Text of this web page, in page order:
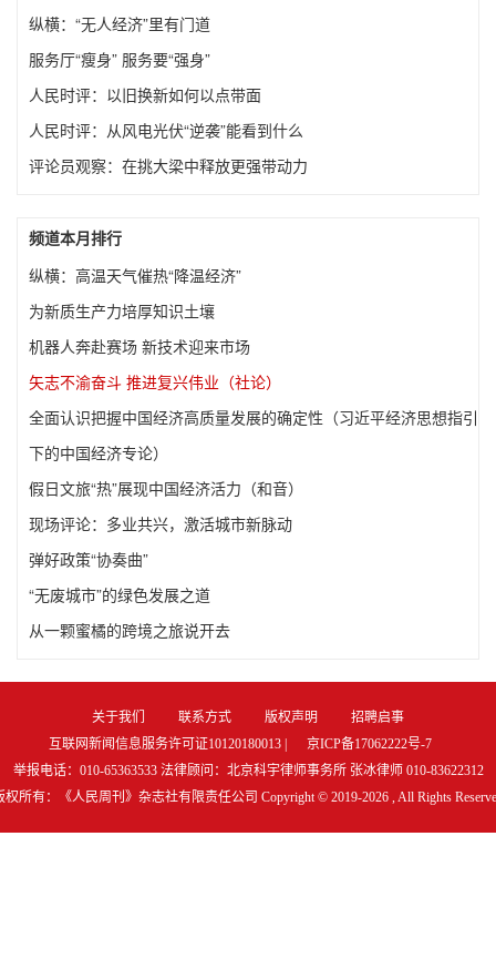
纵横：“无人经济”里有门道
服务厅“瘦身” 服务要“强身”
人民时评：以旧换新如何以点带面
人民时评：从风电光伏“逆袭”能看到什么
评论员观察：在挑大梁中释放更强带动力
频道本月排行
纵横：高温天气催热“降温经济”
为新质生产力培厚知识土壤
机器人奔赴赛场 新技术迎来市场
矢志不渝奋斗 推进复兴伟业（社论）
全面认识把握中国经济高质量发展的确定性（习近平经济思想指引
下的中国经济专论）
假日文旅“热”展现中国经济活力（和音）
现场评论：多业共兴，激活城市新脉动
弹好政策“协奏曲”
“无废城市”的绿色发展之道
从一颗蜜橘的跨境之旅说开去
关于我们 联系方式 版权声明
招聘启事
互联网新闻信息服务许可证10120180013 |
京ICP备17062222号-7
举报电话：010-65363533 法律顾问：北京科宇律师事务所 张冰律师 010-83622312
权所有：《人民周刊》杂志社有限责任公司 Copyright © 2019-2026 , All Rights